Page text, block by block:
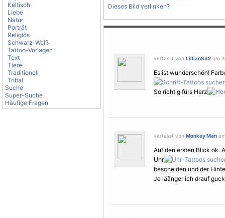
Keltisch
Liebe
Natur
Porträt
Religiös
Schwarz-Weiß
Tattoo-Vorlagen
Text
Tiere
Traditionell
Tribal
Suche
Super-Suche
Häufige Fragen
Dieses Bild verlinken?
verfasst von LillianS32 am
Es ist wunderschön!
So richtig fürs Herz
verfasst von Monkey Man
Auf den ersten Blick ok.
Uhr
bescheiden und der
Je läänger ich drauf